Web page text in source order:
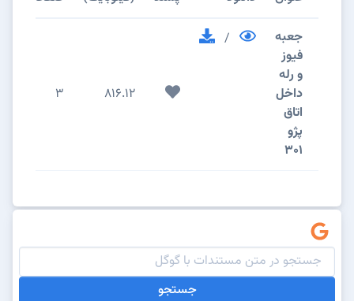
جعبه
فيوز
و رله
داخل
اتاق
پژو
301
/
816.12
3
جستجو